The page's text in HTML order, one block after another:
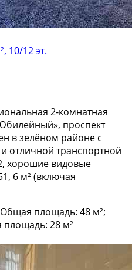
10/12 эт.
2-комнатная
проспект
в зелёном районе с
отличной транспортной
хорошие видовые
6 м² (включая
площадь: 48 м²;
площадь: 28 м²